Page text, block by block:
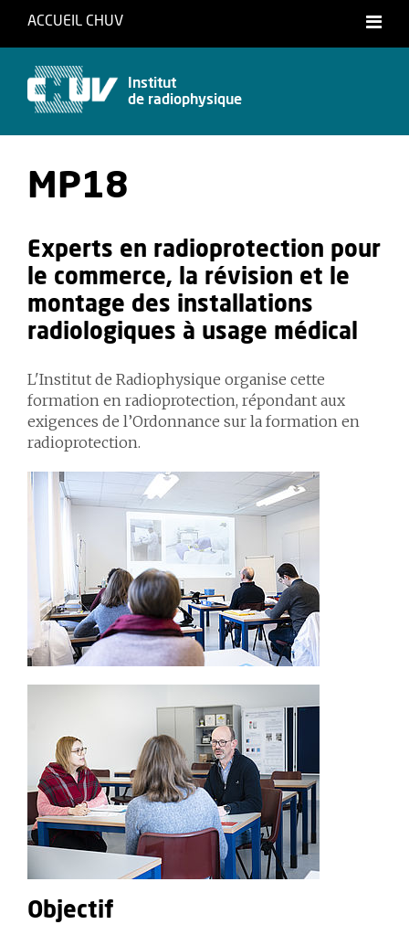
ACCUEIL CHUV
Institut
de radiophysique
MP18
Experts en radioprotection pour
le commerce, la révision et le
montage des installations
radiologiques à usage médical
L'Institut de Radiophysique organise cette
formation en radioprotection, répondant aux
exigences de l’Ordonnance sur la formation en
radioprotection.
Objectif